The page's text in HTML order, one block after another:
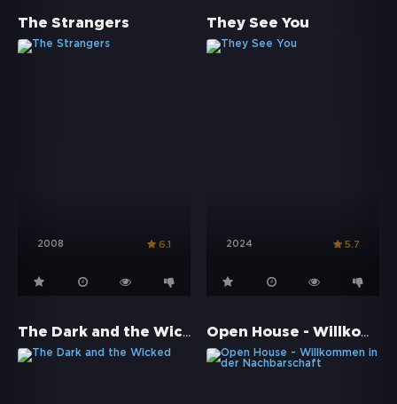
The Strangers
2008 6.1
They See You
2024 5.7
The Dark and the Wicked Open House - Willkommen in der Nachbarschaft